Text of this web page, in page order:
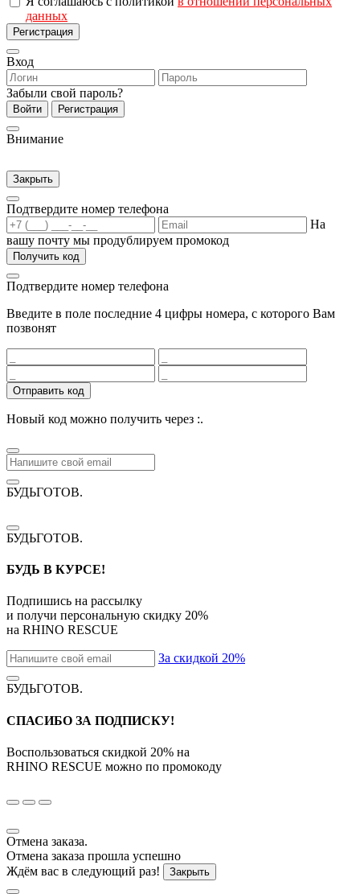
данных
Регистрация
Вход
Забыли свой пароль?
Войти Регистрация
Внимание
Закрыть
Подтвердите номер телефона
На
вашу почту мы продублируем промокод
Получить код
Подтвердите номер телефона
Введите в поле последние 4 цифры номера, с которого Вам
позвонят
Отправить код
Новый код можно получить через :.
БУДЬГОТОВ.
БУДЬГОТОВ.
БУДЬ В КУРСЕ!
Подпишись на рассылку
и получи персональную скидку 20%
на RHINO RESCUE
За скидкой 20%
БУДЬГОТОВ.
СПАСИБО ЗА ПОДПИСКУ!
Воспользоваться скидкой 20% на
RHINO RESCUE можно по промокоду
Отмена заказа.
Отмена заказа прошла успешно
Ждём вас в следующий раз!
Закрыть